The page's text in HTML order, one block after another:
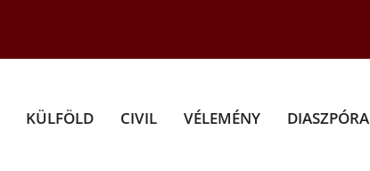
KÜLFÖLD CIVIL VÉLEMÉNY DIASZPÓRA